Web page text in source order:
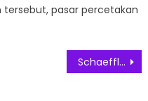
tersebut, pasar percetakan
Schaeffler Vehicle Lifetime Solutions mengumumkan peluncuran REPXPERT Mobile Technical Training Van di Indonesia